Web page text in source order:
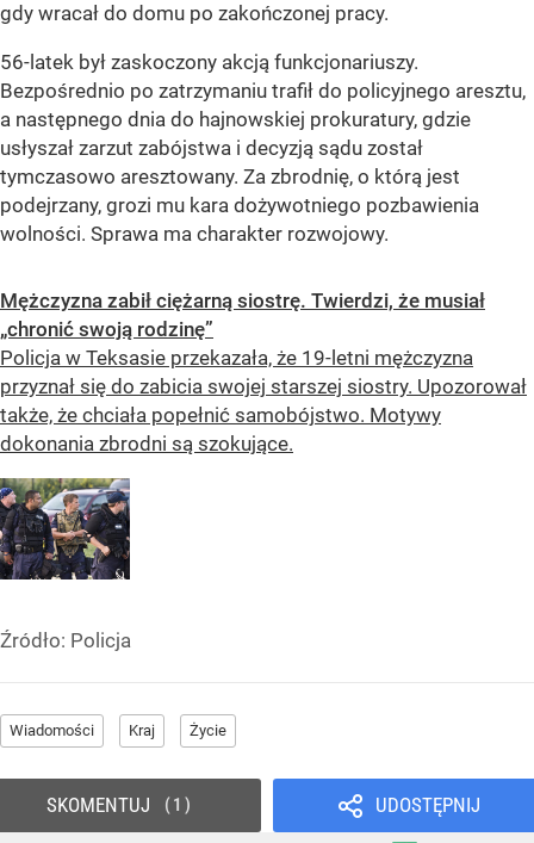
gdy wracał do domu po zakończonej pracy.
56-latek był zaskoczony akcją funkcjonariuszy.
Bezpośrednio po zatrzymaniu trafił do policyjnego aresztu,
a następnego dnia do hajnowskiej prokuratury, gdzie
usłyszał zarzut zabójstwa i decyzją sądu został
tymczasowo aresztowany. Za zbrodnię, o którą jest
podejrzany, grozi mu kara dożywotniego pozbawienia
wolności. Sprawa ma charakter rozwojowy.
Mężczyzna zabił ciężarną siostrę. Twierdzi, że musiał
„chronić swoją rodzinę”
Policja w Teksasie przekazała, że 19-letni mężczyzna
przyznał się do zabicia swojej starszej siostry. Upozorował
także, że chciała popełnić samobójstwo. Motywy
dokonania zbrodni są szokujące.
Źródło: Policja
Wiadomości Kraj Życie
UDOSTĘPNIJ
SKOMENTUJ 1